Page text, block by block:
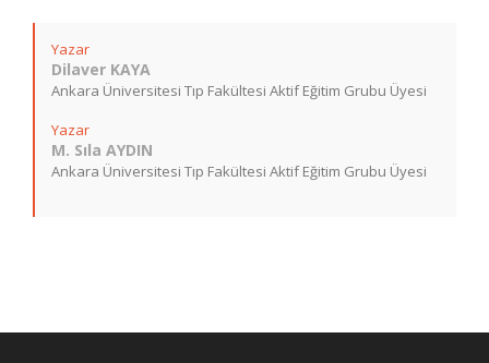
Yazar
Dilaver KAYA
Ankara Üniversitesi Tıp Fakültesi Aktif Eğitim Grubu Üyesi
Yazar
M. Sıla AYDIN
Ankara Üniversitesi Tıp Fakültesi Aktif Eğitim Grubu Üyesi